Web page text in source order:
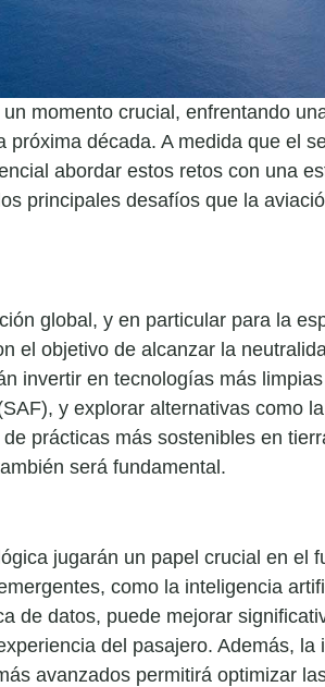
momento crucial, enfrentando
década. A medida que el
abordar estos retos con una
principales desafíos que la
global, y en particular para la
el objetivo de alcanzar la
invertir en tecnologías más
y explorar alternativas como
prácticas más sostenibles en
será fundamental.
jugarán un papel crucial en el
como la inteligencia
de datos, puede mejorar
del pasajero. Además, la
avanzados permitirá optimizar